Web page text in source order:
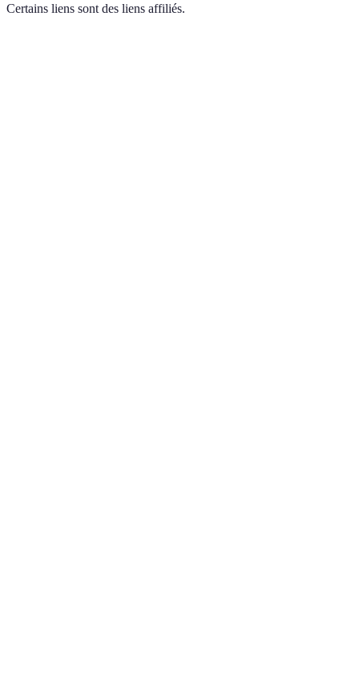
Certains liens sont des liens affiliés.